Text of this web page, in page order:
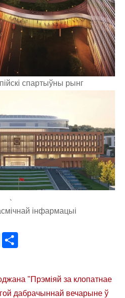
спартыўны рынг
інфармацыі
LinkedIn
"Прэміяй за клопатнае
дабрачыннай вечарыне ў